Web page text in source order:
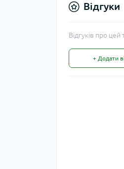
Відгуки
Відгуків про
+ Додати